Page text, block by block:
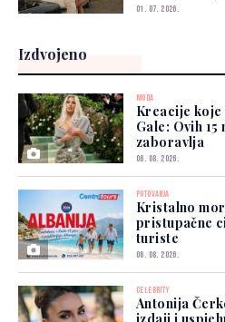
01. 07. 2026.
Izdvojeno
MODA
Kreacije koje
Gale: Ovih
zaboravlja
06. 08. 2026.
PUTOVANJA
Kristalno
pristupačne
turiste
06. 08. 2026.
CELEBRITY
Antonija